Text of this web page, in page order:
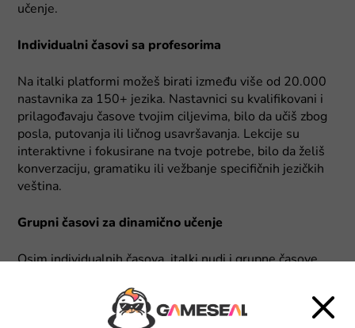
učenje.
Individualni časovi sa profesorima
Na italki platformi možeš birati između više od 20.000
nastavnika za 150+ jezika. Nastavnici su kvalifikovani i
prilagođavaju časove tvojim ciljevima, bilo da učiš zbog
posla, putovanja ili ličnog usavršavanja. Lekcije su
interaktivne i fokusirane na tvoje potrebe, bilo da želiš
konverzaciju, gramatiku ili vežbanje specifičnih jezičkih
veština.
Grupni časovi za dinamično učenje
Osim individualnih časova, italki nudi i grupne časove
Ove lekcije su osmišljene da budu zabavne i
interaktivne, a vode ih iskusni predavači koji pomažu u